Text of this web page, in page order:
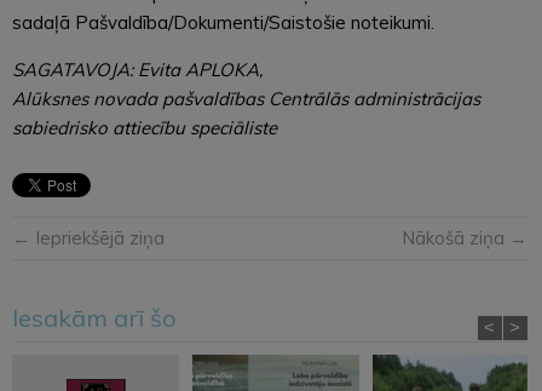
sadaļā Pašvaldība/Dokumenti/Saistošie noteikumi.
SAGATAVOJA: Evita APLOKA,
Alūksnes novada pašvaldības Centrālās administrācijas
sabiedrisko attiecību speciāliste
← Iepriekšējā ziņa Nākošā ziņa →
Iesakām arī šo < >